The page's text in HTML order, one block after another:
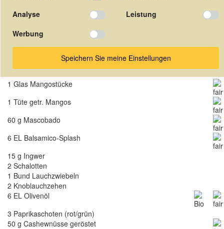
Analyse
Leistung
Werbung
Speichern Sie meine Einstellungen
Zutatenliste für 4 Personen
1 Glas Mangostücke
1 Tüte getr. Mangos
60 g Mascobado
6 EL Balsamico-Splash
15 g Ingwer
2 Schalotten
1 Bund Lauchzwiebeln
2 Knoblauchzehen
6 EL Olivenöl
3 Paprikaschoten (rot/grün)
50 g Cashewnüsse geröstet